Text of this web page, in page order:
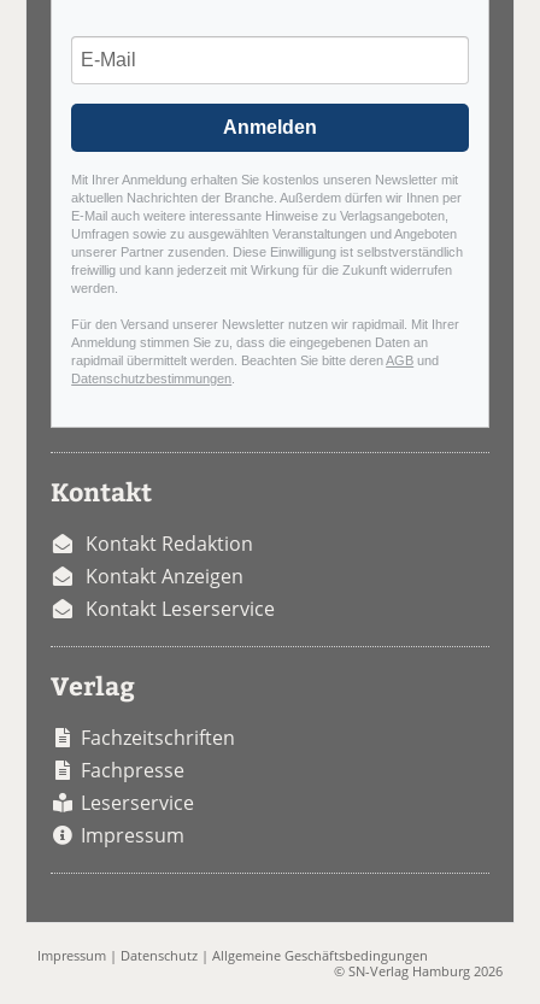
Anmelden
Mit Ihrer Anmeldung erhalten Sie kostenlos unseren Newsletter mit
aktuellen Nachrichten der Branche. Außerdem dürfen wir Ihnen per
E-Mail auch weitere interessante Hinweise zu Verlagsangeboten,
Umfragen sowie zu ausgewählten Veranstaltungen und Angeboten
unserer Partner zusenden. Diese Einwilligung ist selbstverständlich
freiwillig und kann jederzeit mit Wirkung für die Zukunft widerrufen
werden.
Für den Versand unserer Newsletter nutzen wir rapidmail. Mit Ihrer
Anmeldung stimmen Sie zu, dass die eingegebenen Daten an
rapidmail übermittelt werden. Beachten Sie bitte derenAGB und
Datenschutzbestimmungen
Kontakt
Kontakt Redaktion
Kontakt Anzeigen
Kontakt Leserservice
Verlag
Fachzeitschriften
Fachpresse
Leserservice
Impressum
Impressum | Datenschutz |Allgemeine Geschäftsbedingungen
© SN-Verlag Hamburg 2026